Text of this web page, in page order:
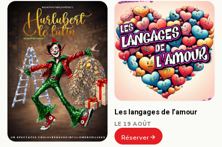
Les langages de l’amour
LE 19 AOÛT
Réserver